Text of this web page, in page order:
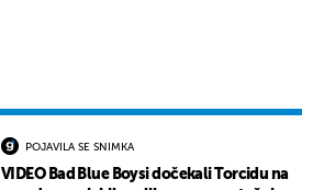
POJAVILA SE SNIMKA
VIDEO Bad Blue Boysi dočekali Torcidu na